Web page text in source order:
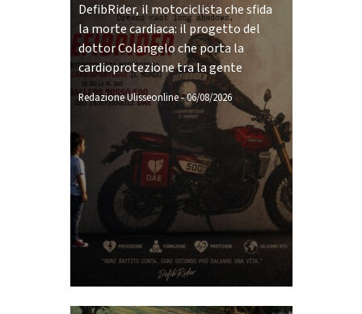
DefibRider, il motociclista che sfida
la morte cardiaca: il progetto del
dottor Colangelo che porta la
cardioprotezione tra la gente
Redazione Ulisseonline-06/08/2026